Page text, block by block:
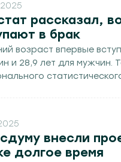
рассказал,
в брак
возраст впервые
и 28,9 лет для мужчин.
внесли
долгое время